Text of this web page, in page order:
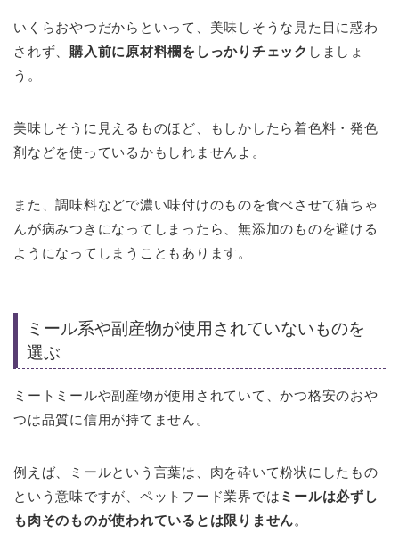
いくらおやつだからといって、美味しそうな見た目に惑わ
されず、
購入前に原材料欄をしっかりチェック しましょ
う。
美味しそうに見えるものほど、もしかしたら着色料・発色
剤などを使っているかもしれませんよ。
また、調味料などで濃い味付けのものを食べさせて猫ちゃ
んが病みつきになってしまったら、無添加のものを避ける
ようになってしまうこともあります。
ミール系や副産物が使用されていないものを
選ぶ
ミートミールや副産物が使用されていて、かつ格安のおや
つは品質に信用が持てません。
例えば、ミールという言葉は、肉を砕いて粉状にしたもの
という意味ですが、ペットフード業界では ミールは必ずし
も肉そのものが使われているとは限りません。